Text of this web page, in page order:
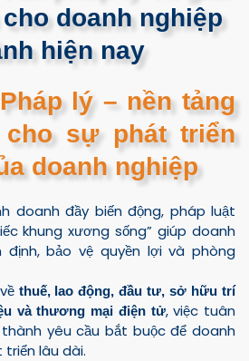
doanh nghiệp
hiện nay
lý – nền tảng
sự phát triển
doanh nghiệp
doanh đầy biến động, pháp luật
khung xương sống” giúp doanh
định, bảo vệ quyền lợi và phòng
thuế, lao động, đầu tư, sở hữu trí
và thương mại điện tử, việc tuân
yêu cầu bắt buộc để doanh
lâu dài.